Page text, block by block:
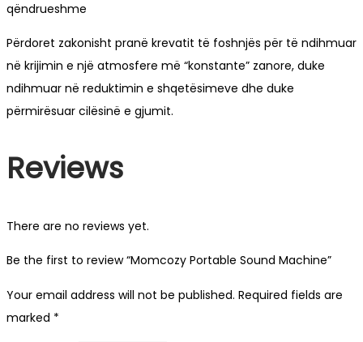
qëndrueshme
Përdoret zakonisht pranë krevatit të foshnjës për të ndihmuar
në krijimin e një atmosfere më “konstante” zanore, duke
ndihmuar në reduktimin e shqetësimeve dhe duke
përmirësuar cilësinë e gjumit.
Reviews
There are no reviews yet.
Be the first to review “Momcozy Portable Sound Machine”
Your email address will not be published. Required fields are
marked *